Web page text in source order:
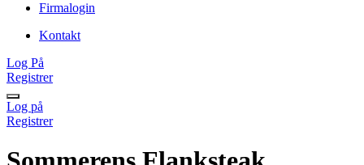
Firmalogin
Kontakt
Log På
Registrer
Log på
Registrer